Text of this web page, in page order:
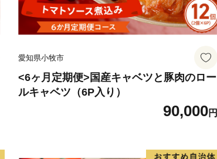
愛知県小牧市
<6ヶ月定期便>国産キャベツと豚肉のロー
ルキャベツ（6P入り）
90,000円